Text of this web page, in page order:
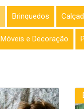
Brinquedos
Móveis e Decoração